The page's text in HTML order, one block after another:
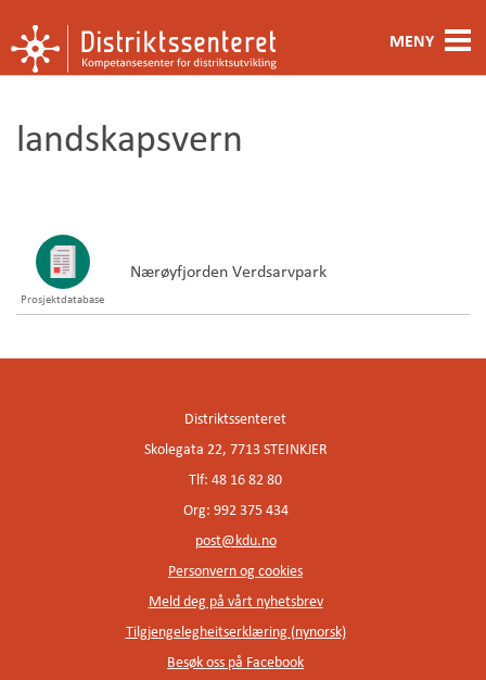
MENY
Metoder og verktøy
Kontakt oss
Om oss
landskapsvern
Prosjektdatabase
Nærøyfjorden Verdsarvpark
Distriktssenteret
Skolegata 22, 7713 STEINKJER
Tlf: 48 16 82 80
Org: 992 375 434
post@kdu.no
Personvern og cookies
Meld deg på vårt nyhetsbrev
Tilgjengelegheitserklæring (nynorsk)
Besøk oss på Facebook